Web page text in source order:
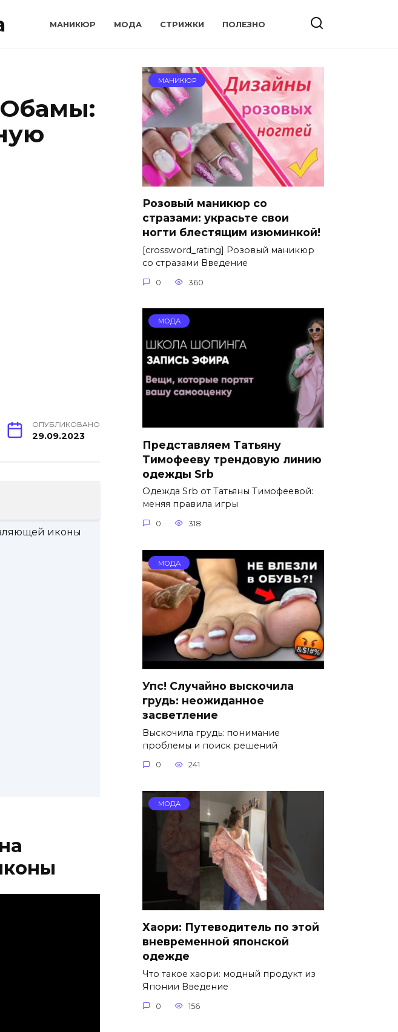
МАНИКЮР МОДА СТРИЖКИ ПОЛЕЗНО
ОПУБЛИКОВАНО
29.09.2023
иконы
МАНИКЮР
Розовый маникюр со
стразами: украсьте свои
ногти блестящим изюминкой!
[crossword_rating] Розовый маникюр
со стразами Введение
0 360
МОДА
Представляем Татьяну
Тимофееву трендовую линию
одежды Srb
Одежда Srb от Татьяны Тимофеевой:
меняя правила игры
0 318
МОДА
Упс! Случайно выскочила
грудь: неожиданное
засветление
Выскочила грудь: понимание
проблемы и поиск решений
0 241
МОДА
Хаори: Путеводитель по этой
вневременной японской
одежде
Что такое хаори: модный продукт из
Японии Введение
0 156